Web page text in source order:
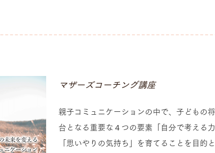
​マザーズコーチング講座
親子コミュニケーションの中で、子どもの
台となる重要な４つの要素「自分で考える
「思いやりの気持ち」を育てることを目的